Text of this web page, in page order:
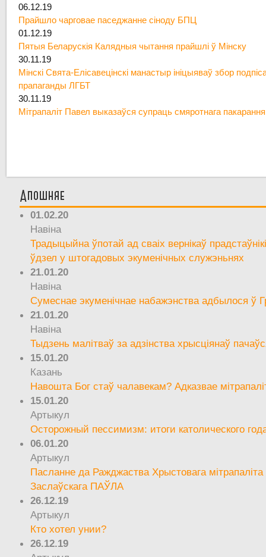
06.12.19
Прайшло чарговае паседжанне сіноду БПЦ
01.12.19
Пятыя Беларускія Калядныя чытання прайшлі ў Мінску
30.11.19
Мінскі Свята-Елісавецінскі манастыр ініцыяваў збор
прапаганды ЛГБТ
30.11.19
Мітрапаліт Павел выказаўся супраць смяротнага пакарання
Апошняе
01.02.20
Навіна
Традыцыйна ўпотай ад сваіх вернікаў
ўдзел у штогадовых экуменічных служэньнях
21.01.20
Навіна
Сумеснае экуменічнае набажэнства адбылося ў
21.01.20
Навіна
Тыдзень малітваў за адзінства хрысціянаў
15.01.20
Казань
Навошта Бог стаў чалавекам? Адказвае
15.01.20
Артыкул
Осторожный пессимизм: итоги католического
06.01.20
Артыкул
Пасланне да Ражджаства Хрыстовага мітрапаліта
Заслаўскага ПАЎЛА
26.12.19
Артыкул
Кто хотел унии?
26.12.19